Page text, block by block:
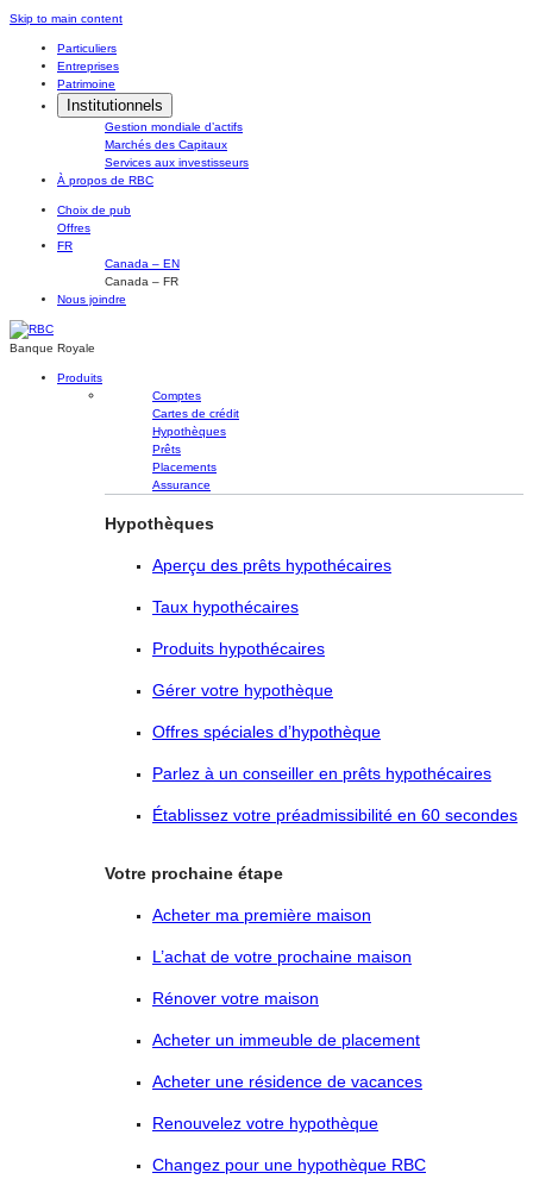
Skip
content
Skip to main content
Particuliers
Entreprises
Patrimoine
Institutionnels
Gestion mondiale d’actifs
Marchés des Capitaux
Services aux investisseurs
À propos de RBC
Choix de pub
Offres
FR
Canada – EN
Canada – FR
Nous joindre
Banque Royale
Produits
Comptes
Cartes de crédit
Hypothèques
Prêts
Placements
Assurance
Hypothèques
Aperçu des prêts hypothécaires
Taux hypothécaires
Produits hypothécaires
Gérer votre hypothèque
Offres spéciales d’hypothèque
Parlez à un conseiller en prêts hypothécaires
Établissez votre préadmissibilité en 60 secondes
Votre prochaine étape
Acheter ma première maison
L’achat de votre prochaine maison
Rénover votre maison
Acheter un immeuble de placement
Acheter une résidence de vacances
Renouvelez votre hypothèque
Changez pour une hypothèque RBC